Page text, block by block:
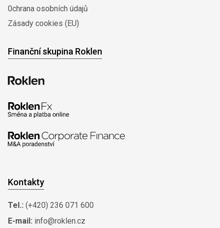
0chrana osobních údajů
Zásady cookies (EU)
Finanční skupina Roklen
Kontakty
Tel.: (+420) 236 071 600
E-mail: info@roklen.cz